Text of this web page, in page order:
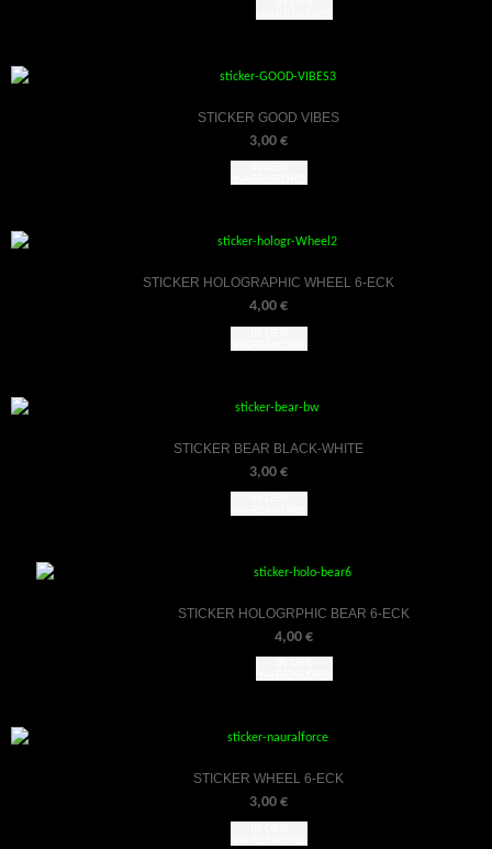
STICKER GOOD VIBES
3,00 €
STICKER HOLOGRAPHIC WHEEL 6-ECK
4,00 €
STICKER BEAR BLACK-WHITE
3,00 €
STICKER HOLOGRPHIC BEAR 6-ECK
4,00 €
STICKER WHEEL 6-ECK
3,00 €